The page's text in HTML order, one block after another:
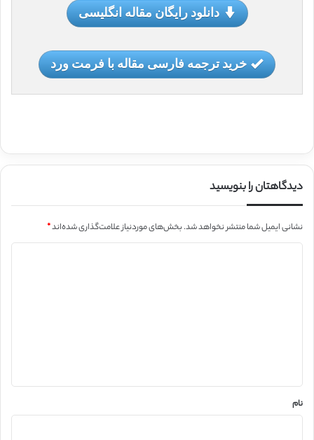
دانلود رایگان مقاله انگلیسی
خرید ترجمه فارسی مقاله با فرمت ورد
دیدگاهتان را بنویسید
نشانی ایمیل شما منتشر نخواهد شد.بخش‌های موردنیاز علامت‌گذاری شده‌اند*
نام